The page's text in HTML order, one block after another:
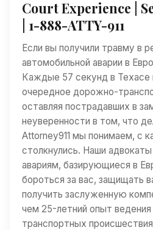
Court Experience |
| 1-888-ATTY-911
Если вы получили травму в
автомобильной аварии в
Каждые 57 секунд в Техасе
очередное дорожно-
оставляя пострадавших в
неуверенности в том, что
Attorney911 мы понимаем, с
столкнулись. Наши
авариям, базирующиеся в
бороться за вас, защищать
получить заслуженную
чем 25-летний опыт
транспортных